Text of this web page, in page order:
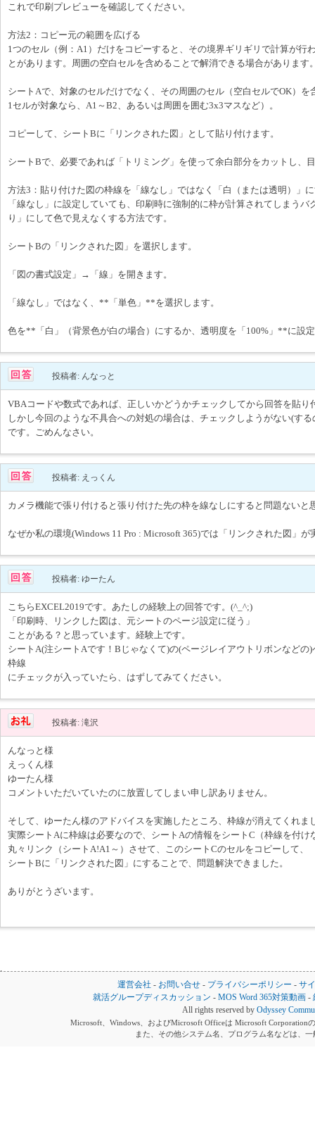
これで印刷プレビューを確認してください。
方法2：コピー元の範囲を広げる
1つのセル（例：A1）だけをコピーすると、その境界ギリギリで計算が行
とがあります。周囲の空白セルを含めることで解消できる場合があります
シートAで、対象のセルだけでなく、その周囲のセル（空白セルでOK）
1セルが対象なら、A1～B2、あるいは周囲を囲む3x3マスなど）。
コピーして、シートBに「リンクされた図」として貼り付けます。
シートBで、必要であれば「トリミング」を使って余白部分をカットし、
方法3：貼り付けた図の枠線を「線なし」ではなく「白（または透明）」
「線なし」に設定していても、印刷時に強制的に枠が計算されてしまう
り」にして色で見えなくする方法です。
シートBの「リンクされた図」を選択します。
「図の書式設定」→「線」を開きます。
「線なし」ではなく、**「単色」**を選択します。
色を**「白」（背景色が白の場合）にするか、透明度を「100%」**に設
投稿者: んなっと
VBAコードや数式であれば、正しいかどうかチェックしてから回答を貼り
しかし今回のような不具合への対処の場合は、チェックしようがない(す
です。ごめんなさい。
投稿者: えっくん
カメラ機能で張り付けると張り付けた先の枠を線なしにすると問題ないと
なぜか私の環境(Windows 11 Pro : Microsoft 365)では「リンクされた図」が
投稿者: ゆーたん
こちらEXCEL2019です。あたしの経験上の回答です。(^_^;)
「印刷時、リンクした図は、元シートのページ設定に従う」
ことがある？と思っています。経験上です。
シートA(注シートAです！Bじゃなくて)の(ページレイアウトリボンなどの
枠線
にチェックが入っていたら、はずしてみてください。
投稿者: 滝沢
んなっと様
えっくん様
ゆーたん様
コメントいただいていたのに放置してしまい申し訳ありません。
そして、ゆーたん様のアドバイスを実施したところ、枠線が消えてくれま
実際シートAに枠線は必要なので、シートAの情報をシートC（枠線を付け
丸々リンク（シートA!A1～）させて、このシートCのセルをコピーして、
シートBに「リンクされた図」にすることで、問題解決できました。
ありがとうざいます。
運営会社 - お問い合せ - プライバシーポリシー - サ
就活グループディスカッション -MOS Word 365対策動画 -
All rights reserved by Odyssey
Microsoft、Windows、およびMicrosoft Officeは Microsoft Corporation
また、その他システム名、プログラム名などは、